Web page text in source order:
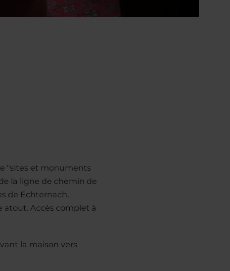
"sites et monuments
la ligne de chemin de
de Echternach,
atout. Accès complet à
la maison vers